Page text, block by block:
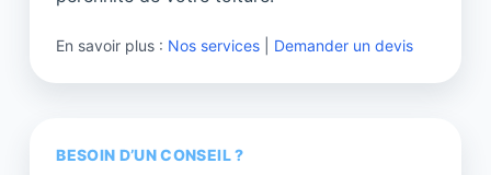
En savoir plus : Nos services Demander un devis
BESOIN D’UN CONSEIL ?